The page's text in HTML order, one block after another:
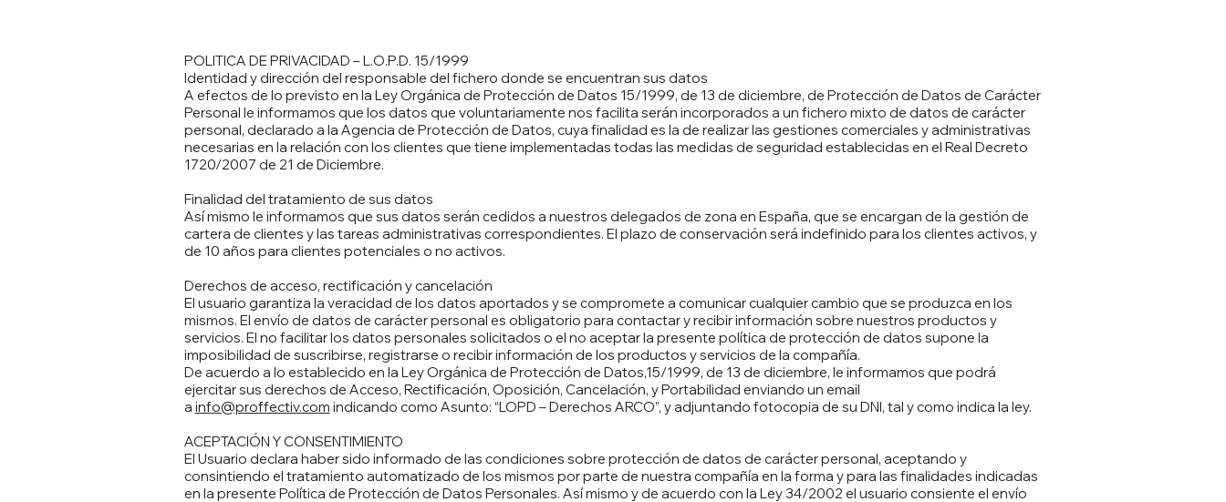
POLITICA DE PRIVACIDAD – L.O.P.D. 15/1999
Identidad y dirección del responsable del fichero donde se encuentran sus datos
A efectos de lo previsto en la Ley Orgánica de Protección de Datos 15/1999, de 13 de diciembre, de Protección de Datos de Carácter
Personal le informamos que los datos que voluntariamente nos facilita serán incorporados a un fichero mixto de datos de carácter
personal, declarado a la Agencia de Protección de Datos, cuya finalidad es la de realizar las gestiones comerciales y administrativas
necesarias en la relación con los clientes que tiene implementadas todas las medidas de seguridad establecidas en el Real Decreto
1720/2007 de 21 de Diciembre.
Finalidad del tratamiento de sus datos
Así mismo le informamos que sus datos serán cedidos a nuestros delegados de zona en España, que se encargan de la gestión de
cartera de clientes y las tareas administrativas correspondientes. El plazo de conservación será indefinido para los clientes activos, y
de 10 años para clientes potenciales o no activos.
Derechos de acceso, rectificación y cancelación
El usuario garantiza la veracidad de los datos aportados y se compromete a comunicar cualquier cambio que se produzca en los
mismos. El envío de datos de carácter personal es obligatorio para contactar y recibir información sobre nuestros productos y
servicios. El no facilitar los datos personales solicitados o el no aceptar la presente política de protección de datos supone la
imposibilidad de suscribirse, registrarse o recibir información de los productos y servicios de la compañía.
De acuerdo a lo establecido en la Ley Orgánica de Protección de Datos,15/1999, de 13 de diciembre, le informamos que podrá
ejercitar sus derechos de Acceso, Rectificación, Oposición, Cancelación, y Portabilidad enviando un email
a info@proffectiv.com indicando como Asunto: “LOPD – Derechos ARCO”, y adjuntando fotocopia de su DNI, tal y como indica la ley.
ACEPTACIÓN Y CONSENTIMIENTO
El Usuario declara haber sido informado de las condiciones sobre protección de datos de carácter personal, aceptando y
consintiendo el tratamiento automatizado de los mismos por parte de nuestra compañía en la forma y para las finalidades indicadas
en la presente Política de Protección de Datos Personales. Así mismo y de acuerdo con la Ley 34/2002 el usuario consiente el envío